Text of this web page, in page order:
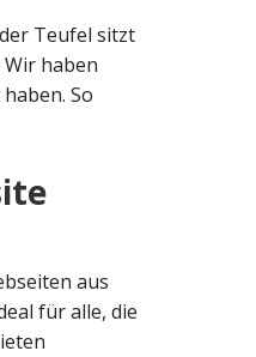
Teufel sitzt
haben
So
aus
für alle, die